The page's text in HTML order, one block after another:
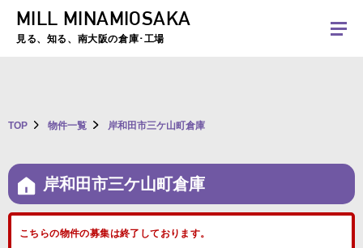
夏季休暇のお知らせ：2026年8月8日(土)～8月16日(日)まで休業とさせていた
MILL MINAMIOSAKA
見る、知る、南大阪の倉庫･工場
TOP 物件一覧 岸和田市三ケ山町倉庫
岸和田市三ケ山町倉庫
こちらの物件の募集は終了しております。